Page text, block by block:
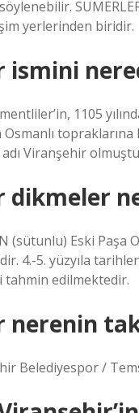
söylenebilir.
yerlerinden biridir.
1105
Osmanlı
Viranşehir
(sütunlu) Eski Paşa
4.-5. yüzyıla
tahmin edilmektedir.
Belediyespor /